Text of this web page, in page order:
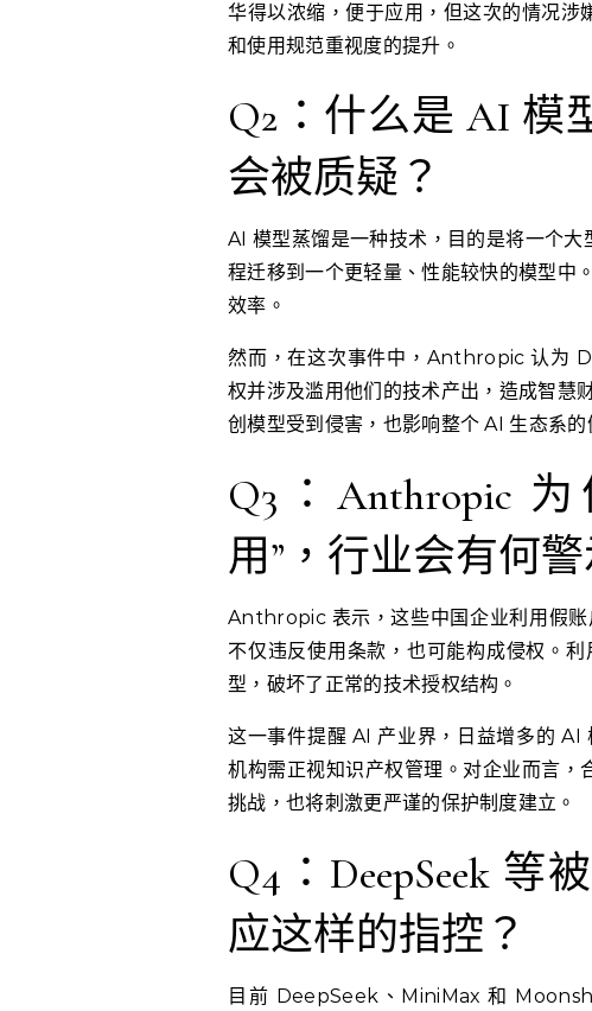
华得以浓缩，便于应用，但这次的情况
和使用规范重视度的提升。
Q2：什么是 AI 模
会被质疑？
AI 模型蒸馏是一种技术，目的是将一个
程迁移到一个更轻量、性能较快的模型中
效率。
然而，在这次事件中，Anthropic 认为
权并涉及滥用他们的技术产出，造成智慧
创模型受到侵害，也影响整个 AI 生态系的
Q3：Anthropic
用”，行业会有何
Anthropic 表示，这些中国企业利用假
不仅违反使用条款，也可能构成侵权。
型，破坏了正常的技术授权结构。
这一事件提醒 AI 产业界，日益增多的 AI
机构需正视知识产权管理。对企业而言
挑战，也将刺激更严谨的保护制度建立。
Q4：DeepSeek
应这样的指控？
目前 DeepSeek、MiniMax 和